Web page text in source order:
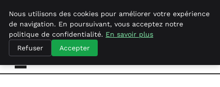
Geekgumbo
Nous utilisons des cookies pour améliorer votre expérience
de navigation. En poursuivant, vous acceptez notre
politique de confidentialité. En savoir plus
Refuser
Accepter